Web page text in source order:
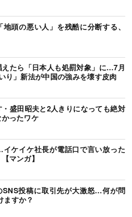
地頭の悪い人」を残酷に分断する、
たら「日本人も処罰対象」に…7月
り」新法が中国の強みを壊す皮肉
盛田昭夫と2人きりになっても絶対
ったワケ
ケイケ社長が電話口で言い放った
マンガ】
SNS投稿に取引先が大激怒…何が問
ますか？